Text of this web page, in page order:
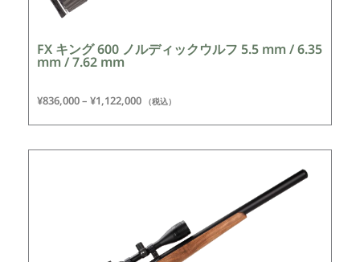
FX キング 600 ノルディックウルフ 5.5 mm / 6.35
mm / 7.62 mm
¥836,000– ¥1,122,000 （税込）